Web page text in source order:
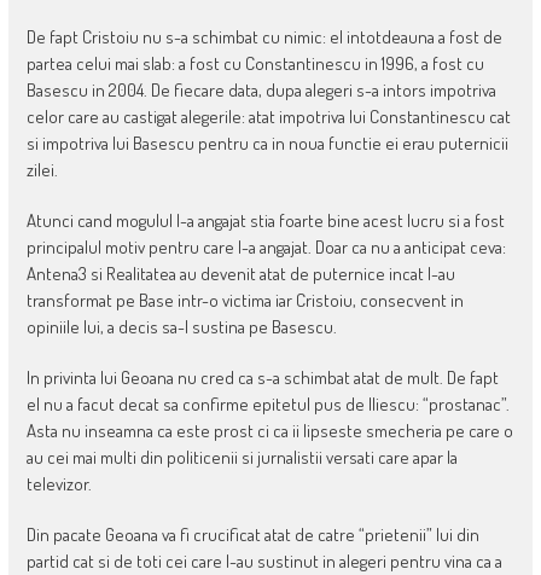
De fapt Cristoiu nu s-a schimbat cu nimic: el intotdeauna a fost de
partea celui mai slab: a fost cu Constantinescu in 1996, a fost cu
Basescu in 2004. De fiecare data, dupa alegeri s-a intors impotriva
celor care au castigat alegerile: atat impotriva lui Constantinescu cat
si impotriva lui Basescu pentru ca in noua functie ei erau puternicii
zilei.
Atunci cand mogulul l-a angajat stia foarte bine acest lucru si a fost
principalul motiv pentru care l-a angajat. Doar ca nu a anticipat ceva:
Antena3 si Realitatea au devenit atat de puternice incat l-au
transformat pe Base intr-o victima iar Cristoiu, consecvent in
opiniile lui, a decis sa-l sustina pe Basescu.
In privinta lui Geoana nu cred ca s-a schimbat atat de mult. De fapt
el nu a facut decat sa confirme epitetul pus de Iliescu: “prostanac”.
Asta nu inseamna ca este prost ci ca ii lipseste smecheria pe care o
au cei mai multi din politicenii si jurnalistii versati care apar la
televizor.
Din pacate Geoana va fi crucificat atat de catre “prietenii” lui din
partid cat si de toti cei care l-au sustinut in alegeri pentru vina ca a